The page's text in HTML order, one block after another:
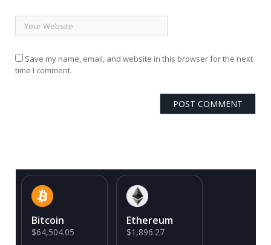
Save my name, email, and website in this browser for the next
time I comment.
Bitcoin
$64,504.05
Ethereum
$1,896.27